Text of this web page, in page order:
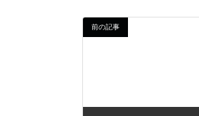
前の記事